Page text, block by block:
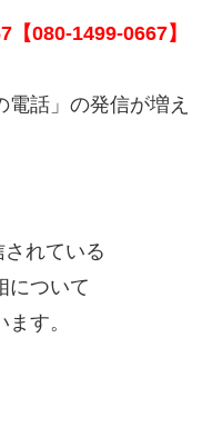
【080-1499-0667】
電話」の発信が増え
されている
について
す。